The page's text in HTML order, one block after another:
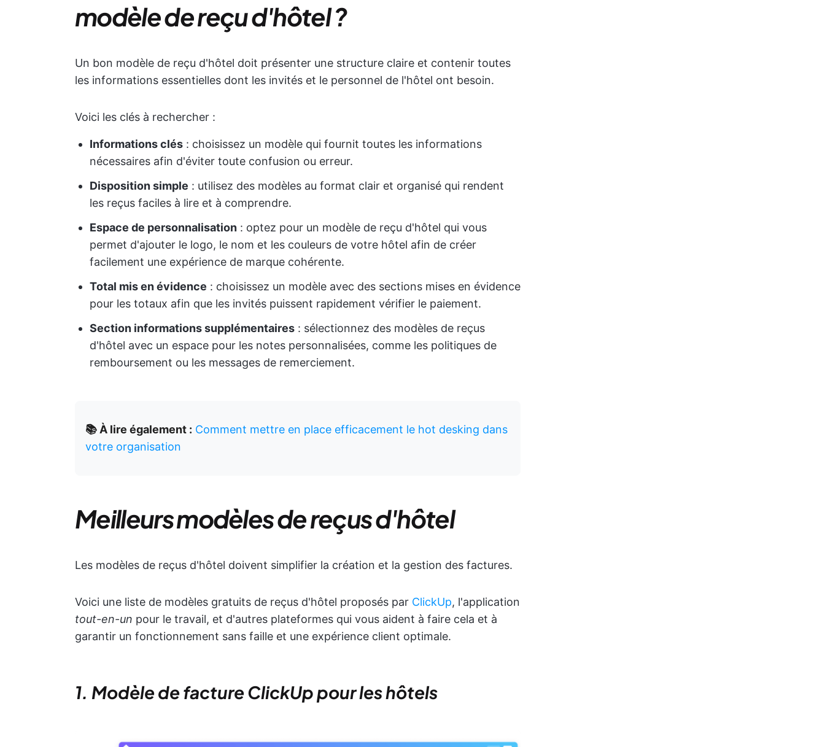
modèle de reçu d'hôtel ?
Un bon modèle de reçu d'hôtel doit présenter une structure claire et contenir toutes
les informations essentielles dont les invités et le personnel de l'hôtel ont besoin.
Voici les clés à rechercher :
Informations clés : choisissez un modèle qui fournit toutes les informations
nécessaires afin d'éviter toute confusion ou erreur.
Disposition simple : utilisez des modèles au format clair et organisé qui rendent
les reçus faciles à lire et à comprendre.
Espace de personnalisation : optez pour un modèle de reçu d'hôtel qui vous
permet d'ajouter le logo, le nom et les couleurs de votre hôtel afin de créer
facilement une expérience de marque cohérente.
Total mis en évidence : choisissez un modèle avec des sections mises en évidence
pour les totaux afin que les invités puissent rapidement vérifier le paiement.
Section informations supplémentaires : sélectionnez des modèles de reçus
d'hôtel avec un espace pour les notes personnalisées, comme les politiques de
remboursement ou les messages de remerciement.
📚 À lire également : Comment mettre en place efficacement le hot desking dans
votre organisation
Meilleurs modèles de reçus d'hôtel
Les modèles de reçus d'hôtel doivent simplifier la création et la gestion des factures.
Voici une liste de modèles gratuits de reçus d'hôtel proposés par ClickUp, l'application
tout-en-un pour le travail, et d'autres plateformes qui vous aident à faire cela et à
garantir un fonctionnement sans faille et une expérience client optimale.
1. Modèle de facture ClickUp pour les hôtels